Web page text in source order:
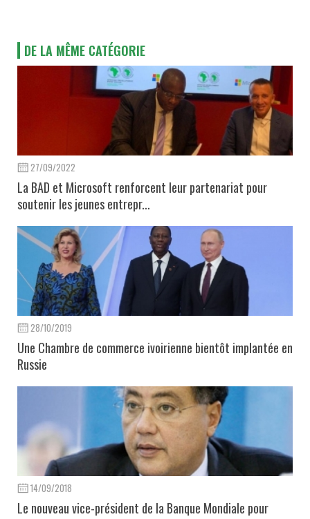
DE LA MÊME CATÉGORIE
27/09/2022
La BAD et Microsoft renforcent leur partenariat pour
soutenir les jeunes entrepr...
28/10/2019
Une Chambre de commerce ivoirienne bientôt implantée en
Russie
14/09/2018
Le nouveau vice-président de la Banque Mondiale pour